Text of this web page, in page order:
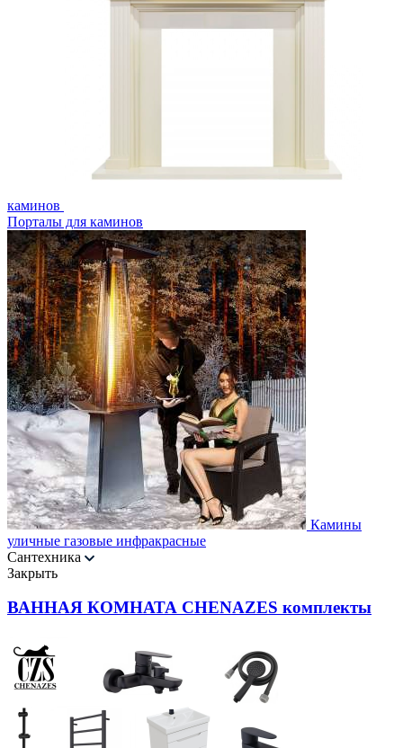
каминов
Порталы для каминов
Камины
уличные газовые инфракрасные
Сантехника
Закрыть
ВАННАЯ КОМНАТА CHENAZES комплекты